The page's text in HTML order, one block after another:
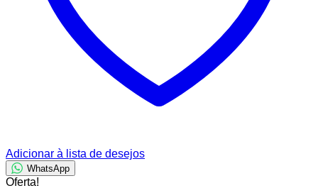
Adicionar à lista de desejos
WhatsApp
Oferta!